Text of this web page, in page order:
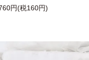
円(税160円)